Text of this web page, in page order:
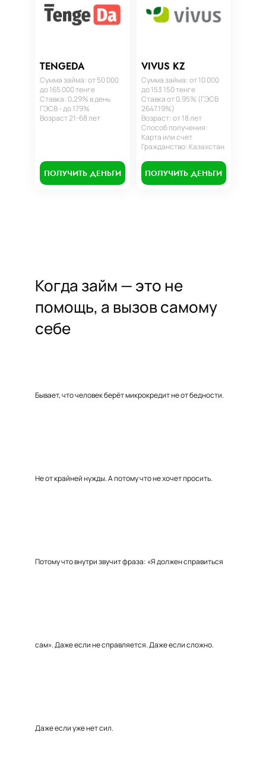
TENGEDA
Сумма займа: от 50 000
до 165 000 тенге
Ставка: 0,29% в день
ГЭСВ - до 179%
Возраст 21-68 лет
ПОЛУЧИТЬ ДЕНЬГИ
VIVUS KZ
Сумма займа: от 10 000
до 153 150 тенге
Ставка от 0,95% (ГЭСВ
2647.19%)
Возраст: от 18 лет
Способ получения:
Карта или счет
Гражданство: Казахстан
ПОЛУЧИТЬ ДЕНЬГИ
Когда займ — это не
помощь, а вызов самому
себе
Бывает, что человек берёт микрокредит не от бедности.
Не от крайней нужды. А потому что не хочет просить.
Потому что внутри звучит фраза: «Я должен справиться
сам». Даже если не справляется. Даже если сложно.
Даже если уже нет сил.